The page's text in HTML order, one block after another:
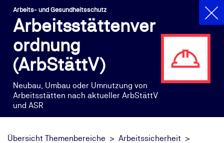
Arbeits- und Gesundheitsschutz
Arbeitsstättenver
ordnung
(ArbStättV)
Neubau, Umbau oder Umnutzung von
Arbeitsstätten nach aktueller ArbStättV
und ASR
Übersicht Themenbereiche
Arbeitssicherheit